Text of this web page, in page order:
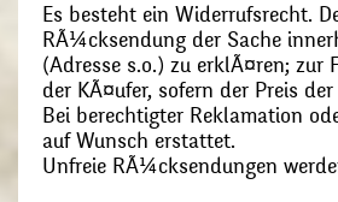
Es besteht ein Widerrufsrecht.
RÃ¼cksendung der Sache
(Adresse s.o.) zu erklÃ¤ren;
der KÃ¤ufer, sofern der Preis
Bei berechtigter Reklamation
auf Wunsch erstattet.
Unfreie RÃ¼cksendungen